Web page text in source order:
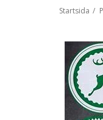
Startsida /